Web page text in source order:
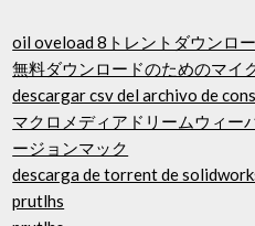
oil oveload 8トレントダウンロ
無料ダウンロードのためのマイ
descargar csv del archivo de
マクロメディアドリームウィー
ージョンマック
descarga de torrent de
prutlhs